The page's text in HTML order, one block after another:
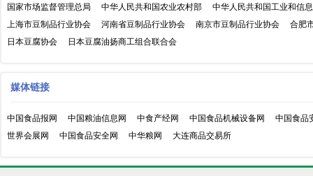
国家市场监督管理总局 中华人民共和国农业农村部
中华人民共和国工业和信
上海市豆制品行业协会
河南省豆制品行业协会 南京市豆制品行业协会
合肥
日本豆腐协会
日本豆腐油扬商工组合联合会
媒体链接
中国食品报网 中国粮油信息网 中食产经网 中国食品机械设备网
中国食品
世界会展网
中国食品安全网 中华粮网 大连商品交易所